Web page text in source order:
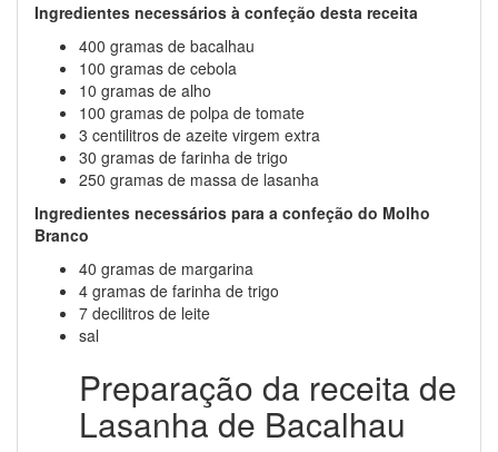
Ingredientes necessários à confeção desta receita
400 gramas de bacalhau
100 gramas de cebola
10 gramas de alho
100 gramas de polpa de tomate
3 centilitros de azeite virgem extra
30 gramas de farinha de trigo
250 gramas de massa de lasanha
Ingredientes necessários para a confeção do Molho
Branco
40 gramas de margarina
4 gramas de farinha de trigo
7 decilitros de leite
sal
Preparação da receita de
Lasanha de Bacalhau